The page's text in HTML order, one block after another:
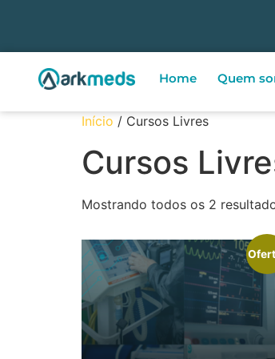
Home Quem
Início / Cursos Livres
Cursos
Mostrando todos os 2